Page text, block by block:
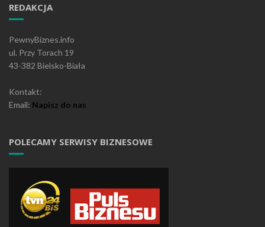
REDAKCJA
PewnyBiznes.info
ul. Przy Torach 19
43-382 Bielsko-Biała
Kontakt:
Email: Napisz do nas
POLECAMY SERWISY BIZNESOWE